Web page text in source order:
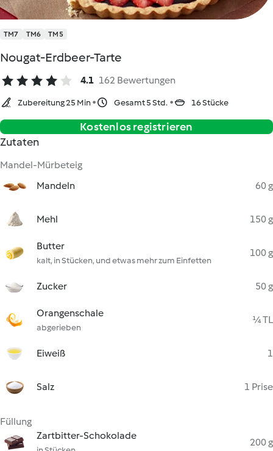
TM7 TM6 TM5
Nougat-Erdbeer-Tarte
4.1 162 Bewertungen
Zubereitung 25 Min Gesamt 5 Std. 16 Stücke
Kostenlos registrieren
Zutaten
Mandel-Mürbeteig
Mandeln
60 g
Mehl 150 g
Butter
kalt, in Stücken, und etwas mehr zum Einfetten
100 g
Zucker 50 g
Orangenschale
abgerieben
¼ TL
Eiweiß 1
Salz 1 Prise
Füllung
Zartbitter-Schokolade
200 g